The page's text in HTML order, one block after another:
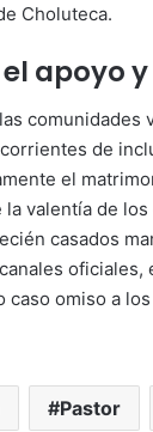
Choluteca.
apoyo
de
el
valentía de
casados
oficiales,
omiso a
Pastor